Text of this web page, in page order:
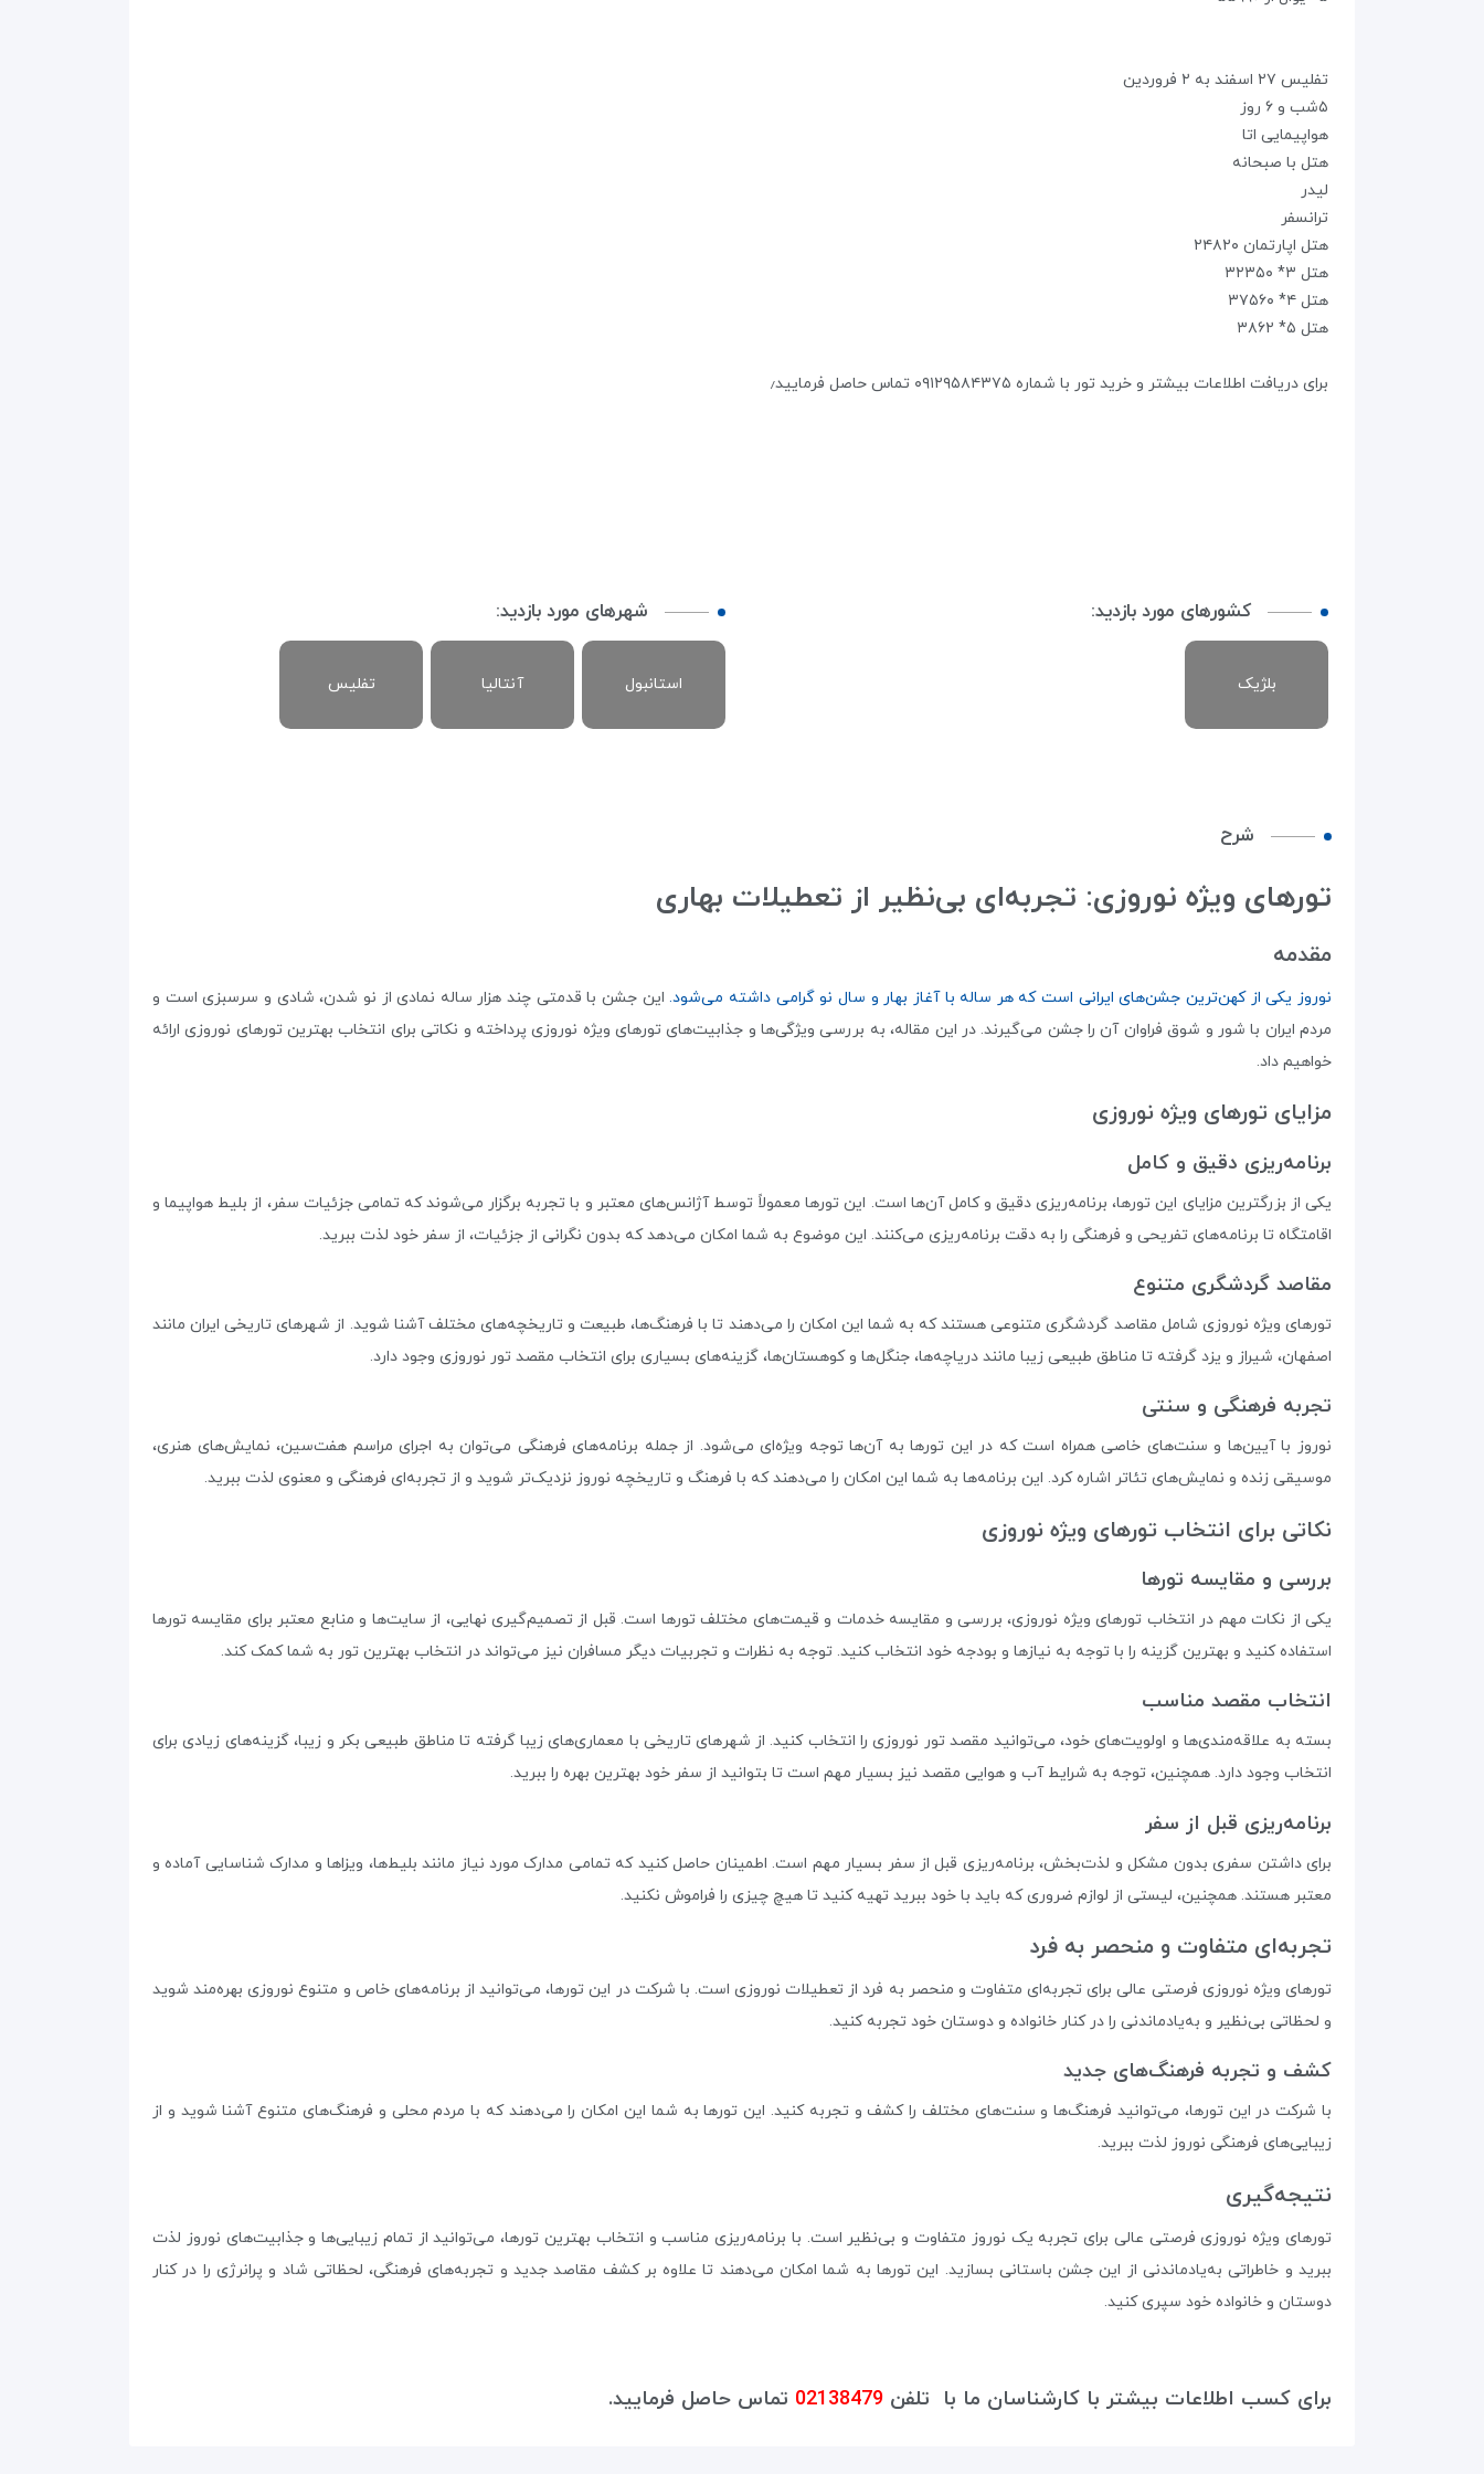
تفلیس ۲۷ اسفند به ۲ فروردین
۵شب و ۶ روز
هواپیمایی اتا
هتل با صبحانه
لیدر
ترانسفر
هتل اپارتمان ۲۴۸۲۰
هتل ۳* ۳۲۳۵۰
هتل ۴* ۳۷۵۶۰
هتل ۵* ۳۸۶۲
برای دریافت اطلاعات بیشتر و خرید تور با شماره ۰۹۱۲۹۵۸۴۳۷۵ تماس حاصل فرمایید٫
کشورهای مورد بازدید:
بلژیک
شهرهای مورد بازدید:
استانبول آنتالیا تفلیس
شرح
تورهای ویژه نوروزی: تجربه‌ای بی‌نظیر از تعطیلات بهاری
مقدمه
نوروز یکی از کهن‌ترین جشن‌های ایرانی است که هر ساله با آغاز بهار و سال نو گرامی داشته می‌شود.این جشن با قدمتی چند هزار ساله نمادی از نو شدن، شادی و سرسبزی است و
مردم ایران با شور و شوق فراوان آن را جشن می‌گیرند. در این مقاله، به بررسی ویژگی‌ها و جذابیت‌های تورهای ویژه نوروزی پرداخته و نکاتی برای انتخاب بهترین تورهای نوروزی ارائه
خواهیم داد.
مزایای تورهای ویژه نوروزی
برنامه‌ریزی دقیق و کامل
یکی از بزرگترین مزایای این تورها، برنامه‌ریزی دقیق و کامل آن‌ها است. این تورها معمولاً توسط آژانس‌های معتبر و با تجربه برگزار می‌شوند که تمامی جزئیات سفر، از بلیط هواپیما و
اقامتگاه تا برنامه‌های تفریحی و فرهنگی را به دقت برنامه‌ریزی می‌کنند. این موضوع به شما امکان می‌دهد که بدون نگرانی از جزئیات، از سفر خود لذت ببرید.
مقاصد گردشگری متنوع
تورهای ویژه نوروزی شامل مقاصد گردشگری متنوعی هستند که به شما این امکان را می‌دهند تا با فرهنگ‌ها، طبیعت و تاریخچه‌های مختلف آشنا شوید. از شهرهای تاریخی ایران مانند
اصفهان، شیراز و یزد گرفته تا مناطق طبیعی زیبا مانند دریاچه‌ها، جنگل‌ها و کوهستان‌ها، گزینه‌های بسیاری برای انتخاب مقصد تور نوروزی وجود دارد.
تجربه فرهنگی و سنتی
نوروز با آیین‌ها و سنت‌های خاصی همراه است که در این تورها به آن‌ها توجه ویژه‌ای می‌شود. از جمله برنامه‌های فرهنگی می‌توان به اجرای مراسم هفت‌سین، نمایش‌های هنری،
موسیقی زنده و نمایش‌های تئاتر اشاره کرد. این برنامه‌ها به شما این امکان را می‌دهند که با فرهنگ و تاریخچه نوروز نزدیک‌تر شوید و از تجربه‌ای فرهنگی و معنوی لذت ببرید.
نکاتی برای انتخاب تورهای ویژه نوروزی
بررسی و مقایسه تورها
یکی از نکات مهم در انتخاب تورهای ویژه نوروزی، بررسی و مقایسه خدمات و قیمت‌های مختلف تورها است. قبل از تصمیم‌گیری نهایی، از سایت‌ها و منابع معتبر برای مقایسه تورها
استفاده کنید و بهترین گزینه را با توجه به نیازها و بودجه خود انتخاب کنید. توجه به نظرات و تجربیات دیگر مسافران نیز می‌تواند در انتخاب بهترین تور به شما کمک کند.
انتخاب مقصد مناسب
بسته به علاقه‌مندی‌ها و اولویت‌های خود، می‌توانید مقصد تور نوروزی را انتخاب کنید. از شهرهای تاریخی با معماری‌های زیبا گرفته تا مناطق طبیعی بکر و زیبا، گزینه‌های زیادی برای
انتخاب وجود دارد. همچنین، توجه به شرایط آب و هوایی مقصد نیز بسیار مهم است تا بتوانید از سفر خود بهترین بهره را ببرید.
برنامه‌ریزی قبل از سفر
برای داشتن سفری بدون مشکل و لذت‌بخش، برنامه‌ریزی قبل از سفر بسیار مهم است. اطمینان حاصل کنید که تمامی مدارک مورد نیاز مانند بلیط‌ها، ویزاها و مدارک شناسایی آماده و
معتبر هستند. همچنین، لیستی از لوازم ضروری که باید با خود ببرید تهیه کنید تا هیچ چیزی را فراموش نکنید.
تجربه‌ای متفاوت و منحصر به فرد
تورهای ویژه نوروزی فرصتی عالی برای تجربه‌ای متفاوت و منحصر به فرد از تعطیلات نوروزی است. با شرکت در این تورها، می‌توانید از برنامه‌های خاص و متنوع نوروزی بهره‌مند شوید
و لحظاتی بی‌نظیر و به‌یادماندنی را در کنار خانواده و دوستان خود تجربه کنید.
کشف و تجربه فرهنگ‌های جدید
با شرکت در این تورها، می‌توانید فرهنگ‌ها و سنت‌های مختلف را کشف و تجربه کنید. این تورها به شما این امکان را می‌دهند که با مردم محلی و فرهنگ‌های متنوع آشنا شوید و از
زیبایی‌های فرهنگی نوروز لذت ببرید.
نتیجه‌گیری
تورهای ویژه نوروزی فرصتی عالی برای تجربه یک نوروز متفاوت و بی‌نظیر است. با برنامه‌ریزی مناسب و انتخاب بهترین تورها، می‌توانید از تمام زیبایی‌ها و جذابیت‌های نوروز لذت
ببرید و خاطراتی به‌یادماندنی از این جشن باستانی بسازید. این تورها به شما امکان می‌دهند تا علاوه بر کشف مقاصد جدید و تجربه‌های فرهنگی، لحظاتی شاد و پرانرژی را در کنار
دوستان و خانواده خود سپری کنید.
برای کسب اطلاعات بیشتر با کارشناسان ما با تلفن 02138479 تماس حاصل فرمایید.